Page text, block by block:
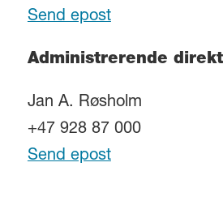
Send epost
Administrerende
Jan A. Røsholm
+47 928 87 000
Send epost